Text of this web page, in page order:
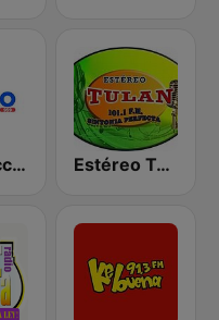
Globo Occidente Estéreo Tulán